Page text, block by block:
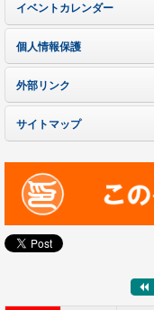
イベントカレンダー
個人情報保護
外部リンク
サイトマップ